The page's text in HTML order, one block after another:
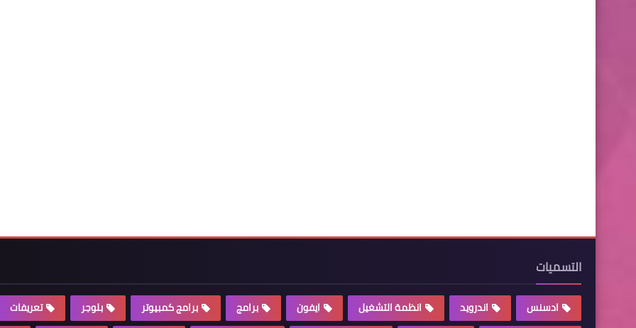
التسميات
ادسنس اندرويد انظمة التشغيل ايفون برامج برامج كمبيوتر بلوجر تعريفات